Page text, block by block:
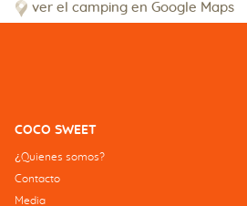
ver el camping en Google Maps
COCO SWEET
¿Quienes somos?
Contacto
Media